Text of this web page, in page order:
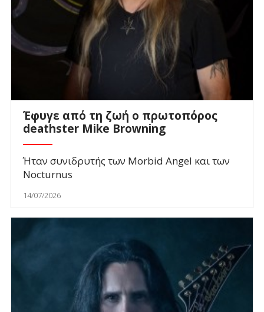
Έφυγε από τη ζωή ο πρωτοπόρος
deathster Mike Browning
Ήταν συνιδρυτής των Morbid Angel και των
Nocturnus
14/07/2026